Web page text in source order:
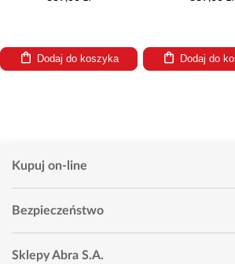
do koszyka Dodaj do koszyka
Kupuj on-line
Bezpieczeństwo
Sklepy Abra S.A.